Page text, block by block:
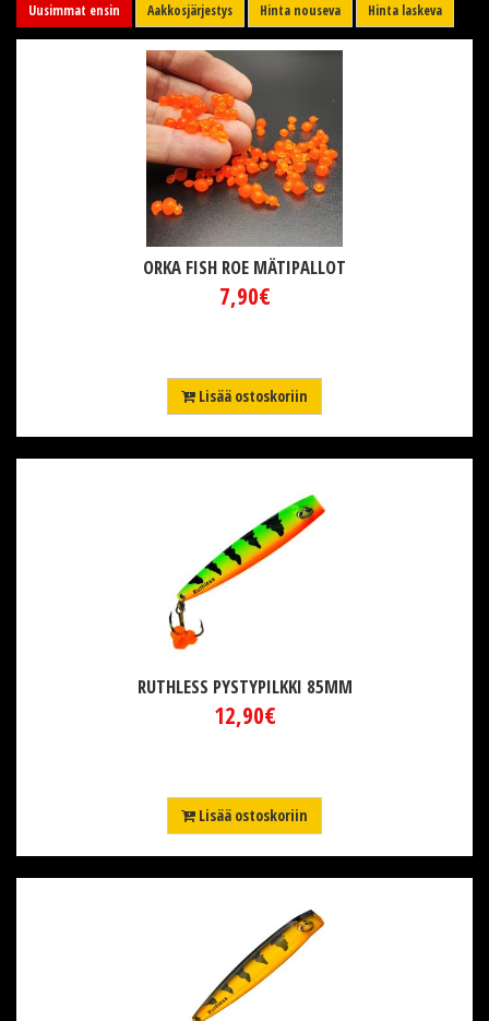
Uusimmat ensin Aakkosjärjestys Hinta nouseva Hinta laskeva
ORKA FISH ROE MÄTIPALLOT
7,90€
Lisää ostoskoriin
RUTHLESS PYSTYPILKKI 85MM
12,90€
Lisää ostoskoriin